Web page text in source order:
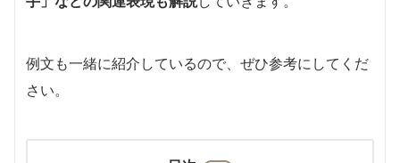
例文も一緒に紹介しているので、ぜひ参考にしてくだ
さい。